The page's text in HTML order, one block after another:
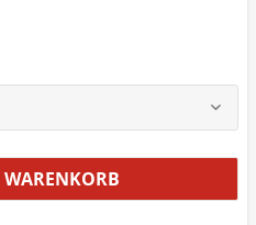
WARENKORB